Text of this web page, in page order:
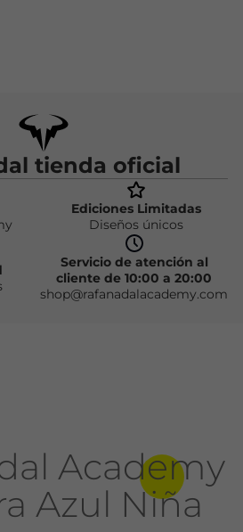
tienda oficial
Ediciones Limitadas
Diseños únicos
Servicio de atención al
cliente de 10:00 a 20:00
shop@rafanadalacademy.com
Academy
Azul Niña